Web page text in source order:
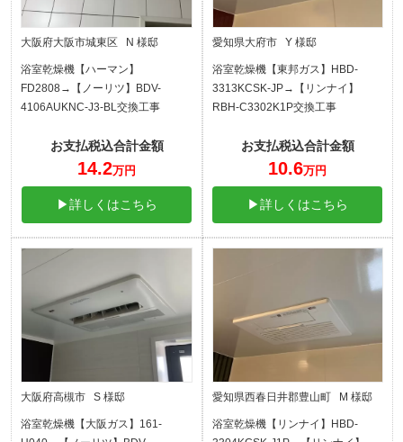
大阪府大阪市城東区 N 様邸
浴室乾燥機【ハーマン】
FD2808→【ノーリツ】BDV-
4106AUKNC-J3-BL交換工事
お支払税込合計金額
14.2万円
▶詳しくはこちら
愛知県大府市 Y 様邸
浴室乾燥機【東邦ガス】HBD-
3313KCSK-JP→【リンナイ】
RBH-C3302K1P交換工事
お支払税込合計金額
10.6万円
▶詳しくはこちら
大阪府高槻市 S 様邸
浴室乾燥機【大阪ガス】161-
愛知県西春日井郡豊山町 M 様邸
浴室乾燥機【リンナイ】HBD-